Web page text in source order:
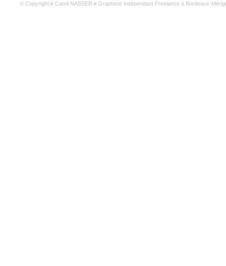
© Copyright Camil NASSER Graphiste indépendant Freelance à Bordeaux-